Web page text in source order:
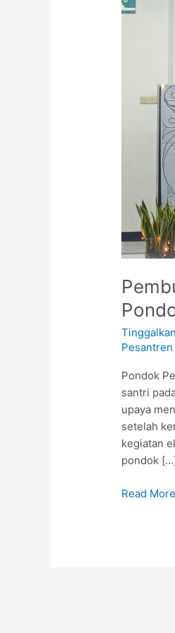
Pesantren
Pondok
santri
upaya
setelah
kegiatan
pondok
Pesantren
Darul
Mu’minin
Read